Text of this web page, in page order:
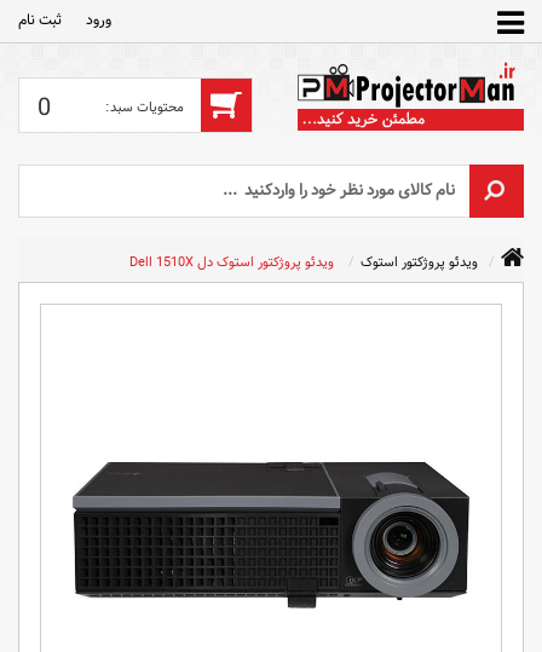
ورود ثبت‌ نام
0
ویدئو پروژکتور استوک ویدئو پروژکتور استوک دل Dell 1510X